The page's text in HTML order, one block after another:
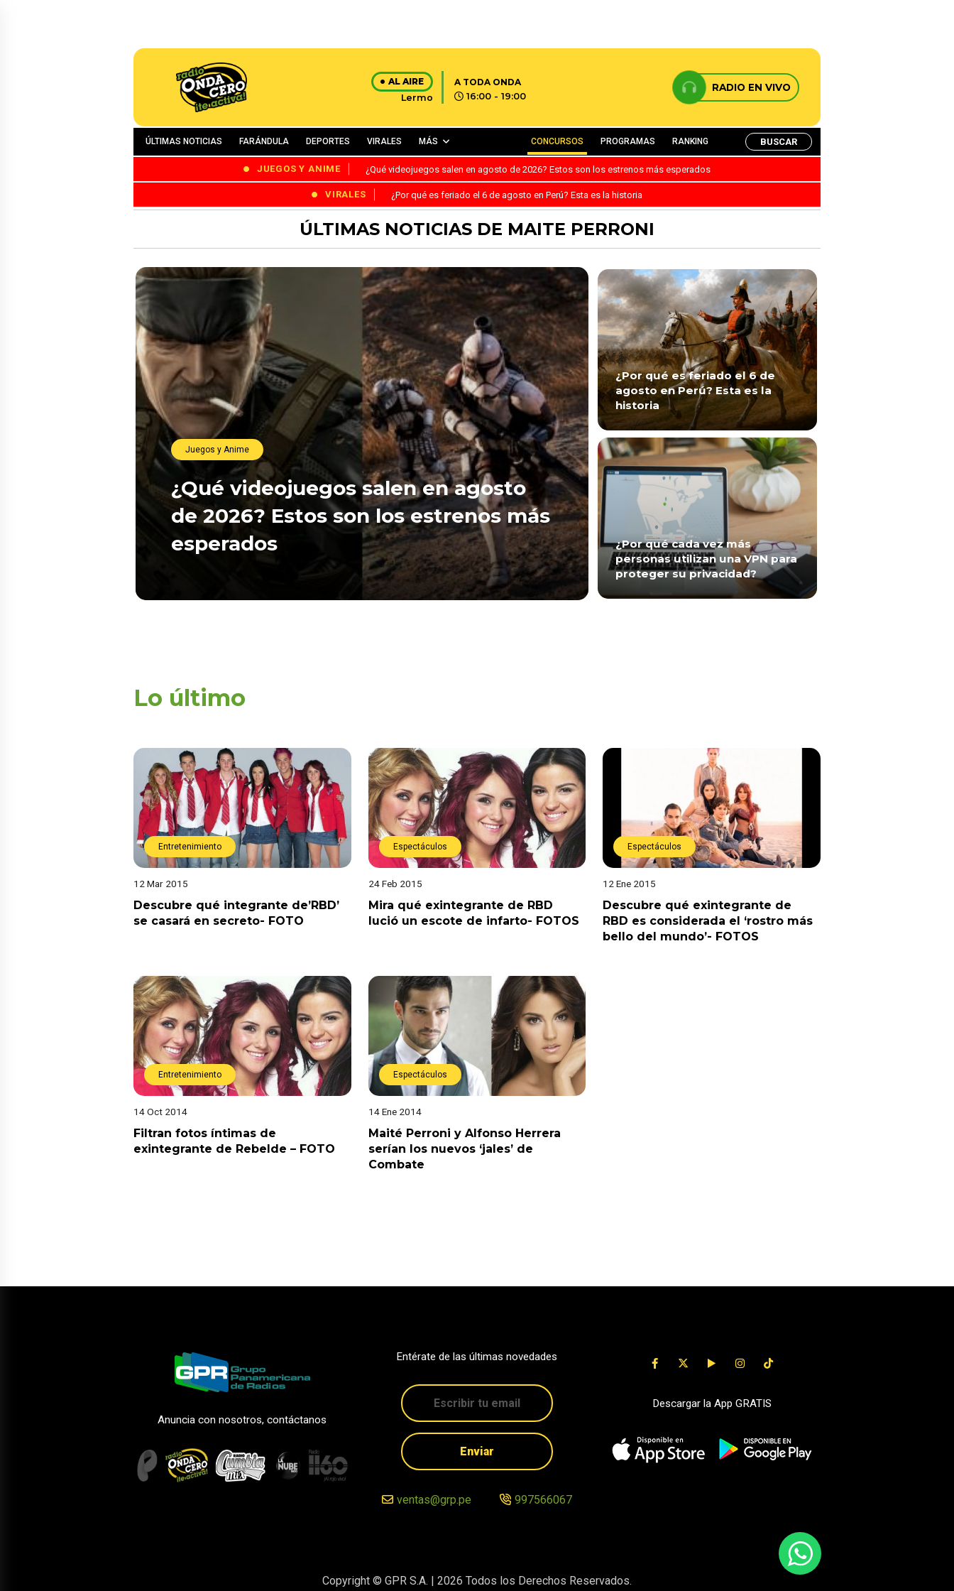
AL AIRE
Lermo
A TODA ONDA
16:00 - 19:00
RADIO EN VIVO
ÚLTIMAS NOTICIAS FARÁNDULA DEPORTES VIRALES MÁS CONCURSOS PROGRAMAS RANKING BUSCAR
JUEGOS Y ANIME ¿Qué videojuegos salen en agosto de 2026? Estos son los estrenos más esperados
VIRALES ¿Por qué es feriado el 6 de agosto en Perú? Esta es la historia
ÚLTIMAS NOTICIAS DE MAITE PERRONI
Juegos y Anime
¿Qué videojuegos salen en agosto
de 2026? Estos son los estrenos más
esperados
¿Por qué es feriado el 6 de
agosto en Perú? Esta es la
historia
¿Por qué cada vez más
personas utilizan una VPN para
proteger su privacidad?
Lo último
Entretenimiento
12 Mar 2015
Descubre qué integrante de’RBD’
se casará en secreto- FOTO
Espectáculos
24 Feb 2015
Mira qué exintegrante de RBD
lució un escote de infarto- FOTOS
Espectáculos
12 Ene 2015
Descubre qué exintegrante de
RBD es considerada el ‘rostro más
bello del mundo’- FOTOS
Entretenimiento
14 Oct 2014
Filtran fotos íntimas de
exintegrante de Rebelde – FOTO
Espectáculos
14 Ene 2014
Maité Perroni y Alfonso Herrera
serían los nuevos ‘jales’ de
Combate
Anuncia con nosotros, contáctanos
Entérate de las últimas novedades
Enviar
ventas@grp.pe 997566067
Descargar la App GRATIS
Copyright © GPR S.A. | 2026 Todos los Derechos Reservados.